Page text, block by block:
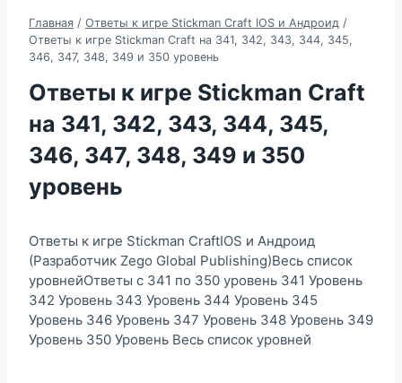
Главная / Ответы к игре Stickman Craft IOS и Андроид /
Ответы к игре Stickman Craft на 341, 342, 343, 344, 345,
346, 347, 348, 349 и 350 уровень
Ответы к игре Stickman Craft
на 341, 342, 343, 344, 345,
346, 347, 348, 349 и 350
уровень
Ответы к игре Stickman CraftIOS и Андроид
(Разработчик Zego Global Publishing)Весь список
уровнейОтветы с 341 по 350 уровень 341 Уровень
342 Уровень 343 Уровень 344 Уровень 345
Уровень 346 Уровень 347 Уровень 348 Уровень 349
Уровень 350 Уровень Весь список уровней